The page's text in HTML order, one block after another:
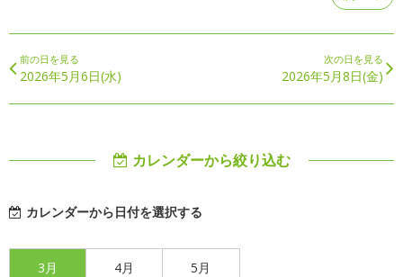
前の日を見る
2026年5月6日(水)
次の日を見る
2026年5月8日(金)
カレンダーから絞り込む
カレンダーから日付を選択する
3月 4月 5月